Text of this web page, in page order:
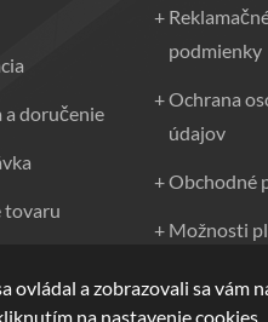
a doručenie
tovaru
podmienky
Ochrana
údajov
Obchodné
Možnosti
ovládal a zobrazovali sa vám
na nastavenie cookies.